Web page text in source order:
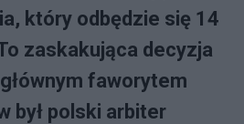
który odbędzie się 14
zaskakująca decyzja
faworytem
był polski arbiter